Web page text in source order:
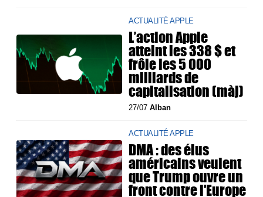
ACTUALITÉ APPLE
L’action Apple
atteint les 338 $ et
frôle les 5 000
milliards de
capitalisation (màj)
27/07Alban
ACTUALITÉ APPLE
DMA : des élus
américains veulent
que Trump ouvre un
front contre l'Europe